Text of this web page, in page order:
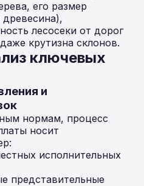
его размер
древесина),
лесосеки от дорог
крутизна склонов.
ключевых
и
нормам, процесс
носит
исполнительных
представительные